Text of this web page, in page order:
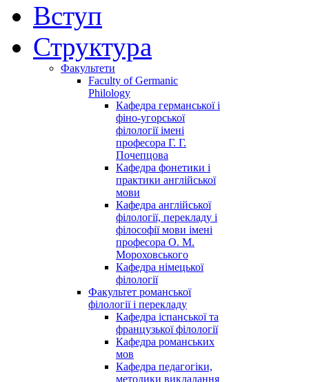
Вступ
Структура
Факультети
Faculty of Germanic
Philology
Кафедра германської і
фіно-угорської
філології імені
професора Г. Г.
Почепцова
Кафедра фонетики і
практики англійської
мови
Кафедра англійської
філології, перекладу і
філософії мови імені
професора О. М.
Мороховського
Кафедра німецької
філології
Факультет романської
філології і перекладу
Кафедра іспанської та
французької філології
Кафедра романських
мов
Кафедра педагогіки,
методики викладання